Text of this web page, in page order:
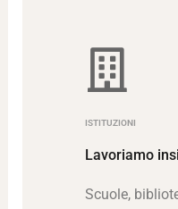
ISTITUZIONI
Lavoriamo
Scuole,